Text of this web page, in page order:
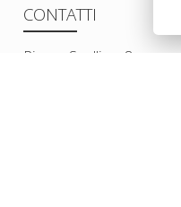
CONTATTI
Piazza Spallino, 8